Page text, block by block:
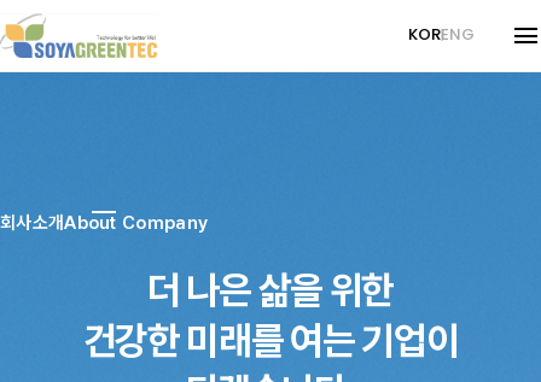
회사연혁Company History
Gamma
조사의뢰서Request for Inquiry
기타사업Other Services
Turnkey Business
KORENG
회사소개About Company
더 나은 삶을 위한
건강한 미래를 여는 기업이